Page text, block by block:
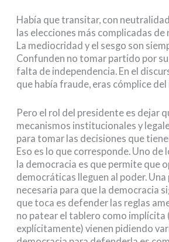
Había que transitar, con
las elecciones más complicadas
La mediocridad y el sesgo son
Confunden no tomar partido por
falta de independencia. En el
que había fraude, eras cómplice del
Pero el rol del presidente es dejar
mecanismos institucionales y
para tomar las decisiones que
Eso es lo que corresponde. Uno de
la democracia es que permite que
democráticas lleguen al poder. Una
necesaria para que la democracia
que toca es defender las reglas
no patear el tablero como implícita
explícitamente) vienen pidiendo